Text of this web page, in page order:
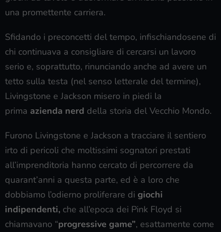
una promettente carriera.
Sfidando i preconcetti del tempo, infischiandosene di
chi continuava a consigliare di cercarsi un lavoro
serio e, soprattutto, rinunciando anche ad avere un
tetto sulla testa (nel senso letterale del termine),
Livingstone e Jackson misero in piedi la
prima azienda nerd della storia del Vecchio Mondo.
Furono Livingstone e Jackson a tracciare il sentiero
irto di pericoli che moltissimi sognatori prestati
all’imprenditoria hanno cercato di percorrere da
quarant’anni a questa parte, ed è a loro che
dobbiamo l’odierno proliferare di giochi
indipendenti, che all’epoca dei Pink Floyd si
chiamavano “progressive game”, esattamente come